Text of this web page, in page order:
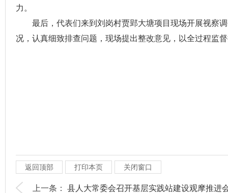
力。
最后，代表们来到刘岗村贾郢大塘项目现场开展视察
况，认真细致排查问题，现场提出整改意见，以全过程监
返回顶部 打印本页 关闭窗口
上一条： 县人大常委会召开基层实践站建设观摩推进